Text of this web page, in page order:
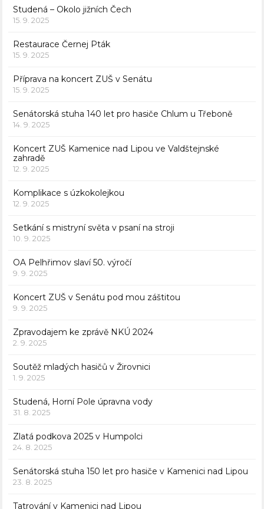
Studená – Okolo jižních Čech
15. 9. 2025
Restaurace Černej Pták
15. 9. 2025
Příprava na koncert ZUŠ v Senátu
15. 9. 2025
Senátorská stuha 140 let pro hasiče Chlum u Třeboně
14. 9. 2025
Koncert ZUŠ Kamenice nad Lipou ve Valdštejnské
zahradě
12. 9. 2025
Komplikace s úzkokolejkou
12. 9. 2025
Setkání s mistryní světa v psaní na stroji
10. 9. 2025
OA Pelhřimov slaví 50. výročí
9. 9. 2025
Koncert ZUŠ v Senátu pod mou záštitou
9. 9. 2025
Zpravodajem ke zprávě NKÚ 2024
2. 9. 2025
Soutěž mladých hasičů v Žirovnici
1. 9. 2025
Studená, Horní Pole úpravna vody
31. 8. 2025
Zlatá podkova 2025 v Humpolci
24. 8. 2025
Senátorská stuha 150 let pro hasiče v Kamenici nad Lipou
23. 8. 2025
Tatrování v Kamenici nad Lipou